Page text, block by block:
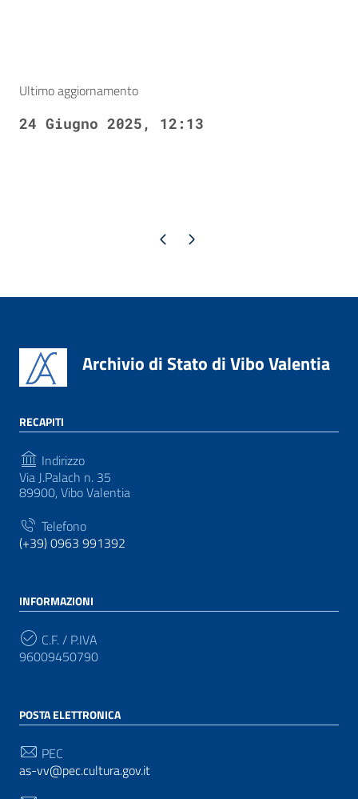
Ultimo aggiornamento
24 Giugno 2025, 12:13
Pagina precedente
Pagina successiva
Archivio di Stato di Vibo Valentia
RECAPITI
Indirizzo
Via J.Palach n. 35
89900, Vibo Valentia
Telefono
(+39) 0963 991392
INFORMAZIONI
C.F. / P.IVA
96009450790
POSTA ELETTRONICA
PEC
as-vv@pec.cultura.gov.it